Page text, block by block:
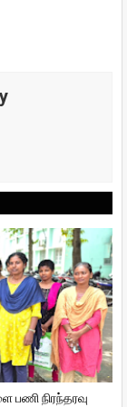
பணி நிரந்தரவு